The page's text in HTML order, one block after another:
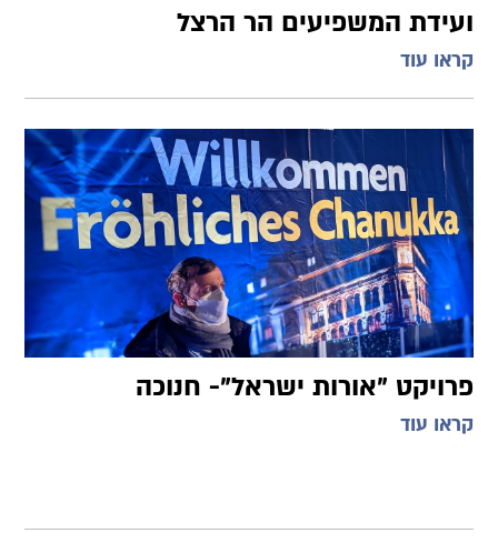
ועידת המשפיעים הר הרצל
קראו עוד
פרויקט "אורות ישראל"- חנוכה
קראו עוד